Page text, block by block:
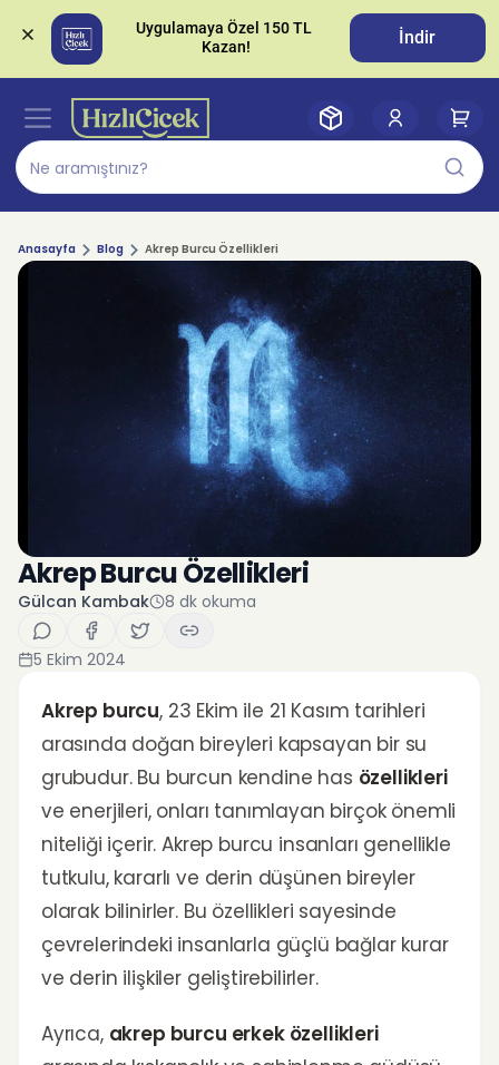
Uygulamaya Özel 150 TL
İndir
Anasayfa Blog Akrep Burcu Özellikleri
Akrep Burcu Özellikleri
Gülcan Kambak 8 dk okuma
5 Ekim 2024
Akrep burcu, 23 Ekim ile 21 Kasım tarihleri
arasında doğan bireyleri kapsayan bir su
grubudur. Bu burcun kendine has özellikleri
ve enerjileri, onları tanımlayan birçok önemli
niteliği içerir. Akrep burcu insanları genellikle
tutkulu, kararlı ve derin düşünen bireyler
olarak bilinirler. Bu özellikleri sayesinde
çevrelerindeki insanlarla güçlü bağlar kurar
ve derin ilişkiler geliştirebilirler.
Ayrıca, akrep burcu erkek özellikleri